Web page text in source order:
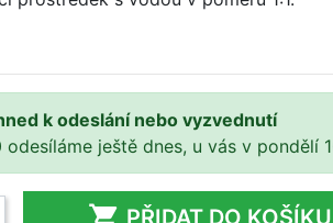
k odeslání nebo vyzvednutí
ještě dnes, u vás v pondělí
PŘIDAT DO KOŠÍKU